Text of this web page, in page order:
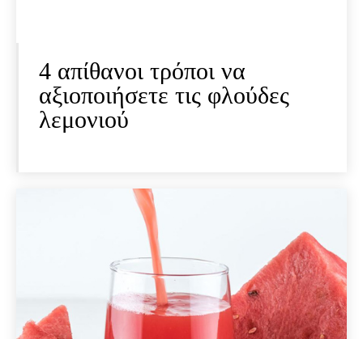
4 απίθανοι τρόποι να
αξιοποιήσετε τις φλούδες
λεμονιού